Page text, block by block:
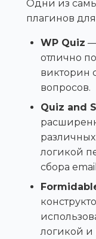
Одни из
плагинов
WP Quiz —
отлично
викторин
вопросов.
Quiz and
логикой
сбора
логикой и